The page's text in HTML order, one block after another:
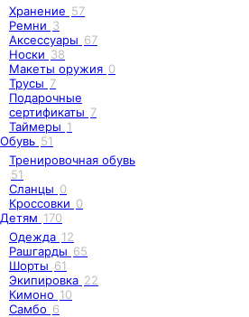
Хранение 57
Ремни 3
Аксессуары 67
Носки 38
Макеты оружия 0
Трусы 7
Подарочные
сертификаты 7
Таймеры 1
Обувь 51
Тренировочная обувь
51
Сланцы 0
Кроссовки 0
Детям 170
Одежда 12
Рашгарды 65
Шорты 61
Экипировка 22
Кимоно 10
Самбо 6